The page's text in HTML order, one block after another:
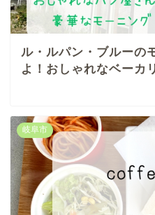
ル・ルパン・ブルーの
よ！おしゃれなベーカ
岐阜市